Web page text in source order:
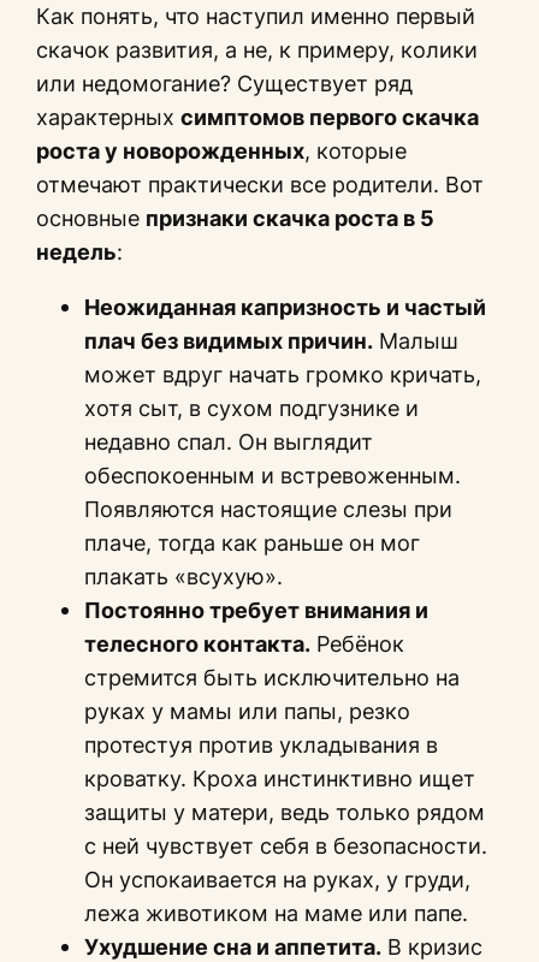
Как понять, что наступил именно первый
скачок развития, а не, к примеру, колики
или недомогание? Существует ряд
характерныхсимптомов первого скачка
роста у новорожденных, которые
отмечают практически все родители. Вот
основные признаки скачка роста в 5
недель:
Неожиданная капризность и частый
плач без видимых причин. Малыш
может вдруг начать громко кричать,
хотя сыт, в сухом подгузнике и
недавно спал. Он выглядит
обеспокоенным и встревоженным.
Появляются настоящие слезы при
плаче, тогда как раньше он мог
плакать «всухую».
Постоянно требует внимания и
телесного контакта. Ребёнок
стремится быть исключительно на
руках у мамы или папы, резко
протестуя против укладывания в
кроватку. Кроха инстинктивно ищет
защиты у матери, ведь только рядом
с ней чувствует себя в безопасности.
Он успокаивается на руках, у груди,
лежа животиком на маме или папе.
Ухудшение сна и аппетита. В кризис